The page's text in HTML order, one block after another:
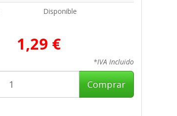
Disponible
1,29 €
*IVA Incluido
Comprar